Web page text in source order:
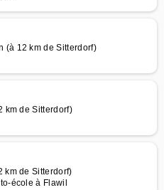
(à 12 km de Sitterdorf)
km de Sitterdorf)
km de Sitterdorf)
école à Flawil